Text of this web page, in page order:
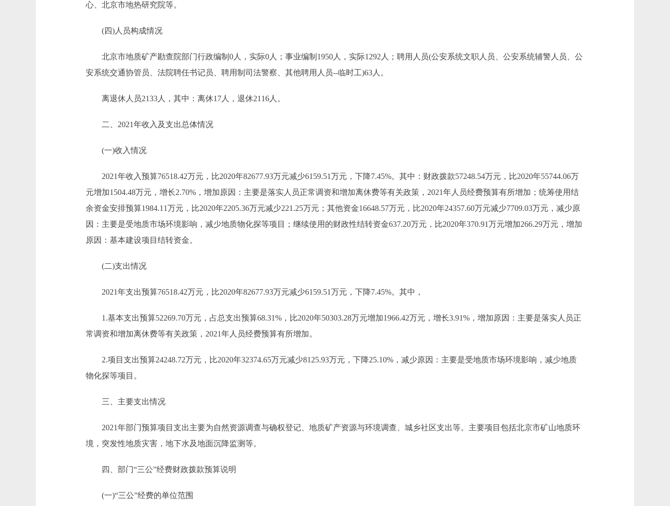
心、北京市地热研究院等。
(四)人员构成情况
北京市地质矿产勘查院部门行政编制0人，实际0人；事业编制1950人，实际1292人；聘用人员(公安系统文职人员、公安系统辅警人员、公
安系统交通协管员、法院聘任书记员、聘用制司法警察、其他聘用人员--临时工)63人。
离退休人员2133人，其中：离休17人，退休2116人。
二、2021年收入及支出总体情况
(一)收入情况
2021年收入预算76518.42万元，比2020年82677.93万元减少6159.51万元，下降7.45%。其中：财政拨款57248.54万元，比2020年55744.06万
元增加1504.48万元，增长2.70%，增加原因：主要是落实人员正常调资和增加离休费等有关政策，2021年人员经费预算有所增加；统筹使用结
余资金安排预算1984.11万元，比2020年2205.36万元减少221.25万元；其他资金16648.57万元，比2020年24357.60万元减少7709.03万元，减少原
因：主要是受地质市场环境影响，减少地质物化探等项目；继续使用的财政性结转资金637.20万元，比2020年370.91万元增加266.29万元，增加
原因：基本建设项目结转资金。
(二)支出情况
2021年支出预算76518.42万元，比2020年82677.93万元减少6159.51万元，下降7.45%。其中，
1.基本支出预算52269.70万元，占总支出预算68.31%，比2020年50303.28万元增加1966.42万元，增长3.91%，增加原因：主要是落实人员正
常调资和增加离休费等有关政策，2021年人员经费预算有所增加。
2.项目支出预算24248.72万元，比2020年32374.65万元减少8125.93万元，下降25.10%，减少原因：主要是受地质市场环境影响，减少地质
物化探等项目。
三、主要支出情况
2021年部门预算项目支出主要为自然资源调查与确权登记、地质矿产资源与环境调查、城乡社区支出等。主要项目包括北京市矿山地质环
境，突发性地质灾害，地下水及地面沉降监测等。
四、部门“三公”经费财政拨款预算说明
(一)“三公”经费的单位范围